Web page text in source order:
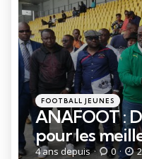
Catégories
Posté
dans
FOOTBALL JEUNES
ANAFOOT :
pour les
4 ans depuis 0